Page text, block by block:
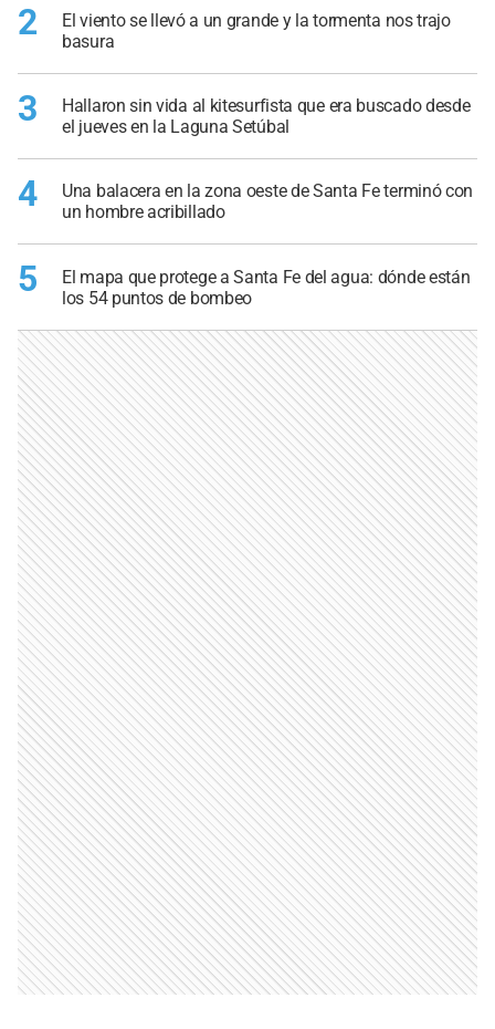
2
El viento se llevó a un grande y la tormenta nos trajo
basura
3
Hallaron sin vida al kitesurfista que era buscado desde
el jueves en la Laguna Setúbal
4
Una balacera en la zona oeste de Santa Fe terminó con
un hombre acribillado
5
El mapa que protege a Santa Fe del agua: dónde están
los 54 puntos de bombeo